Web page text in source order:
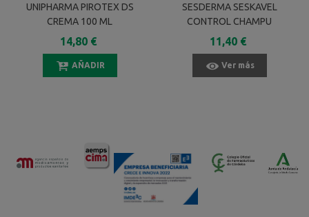
UNIPHARMA PIROTEX DS
CREMA 100 ML
14,80 €
AÑADIR
SESDERMA SESKAVEL
CONTROL CHAMPU
ANTICASPA SECA 200 ML
11,40 €
Ver más